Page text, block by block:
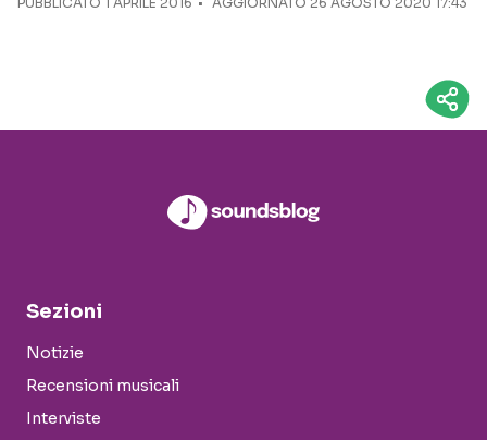
Sezioni
Notizie
Recensioni musicali
Interviste